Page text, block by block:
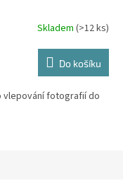
Skladem (>12 ks)
Do košíku
vlepování fotografií do